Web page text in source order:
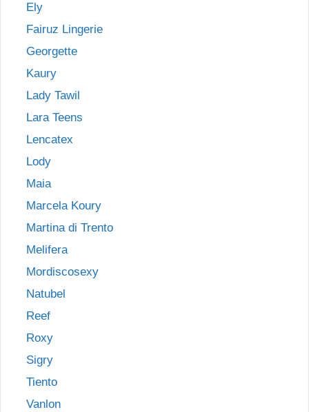
Ely
Fairuz Lingerie
Georgette
Kaury
Lady Tawil
Lara Teens
Lencatex
Lody
Maia
Marcela Koury
Martina di Trento
Melifera
Mordiscosexy
Natubel
Reef
Roxy
Sigry
Tiento
Vanlon